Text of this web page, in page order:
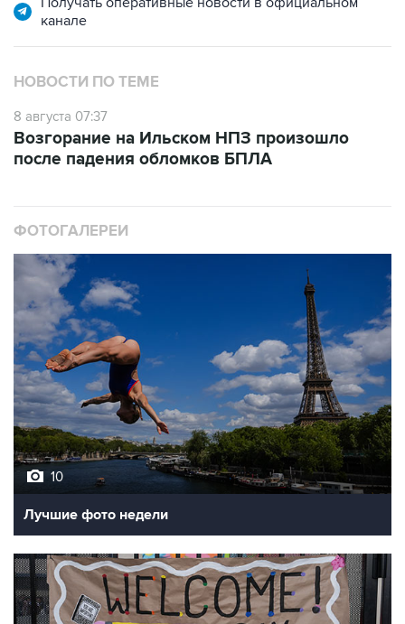
канале
НОВОСТИ ПО ТЕМЕ
8 августа 07:37
Возгорание на Ильском НПЗ произошло
после падения обломков БПЛА
ФОТОГАЛЕРЕИ
10
Лучшие фото недели